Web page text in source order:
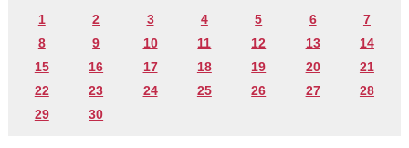
1 2 3 4 5 6
7
8
9 10 11 12 13
14
15
16 17 18 19 20
21
22
23 24 25 26 27
28
29
30